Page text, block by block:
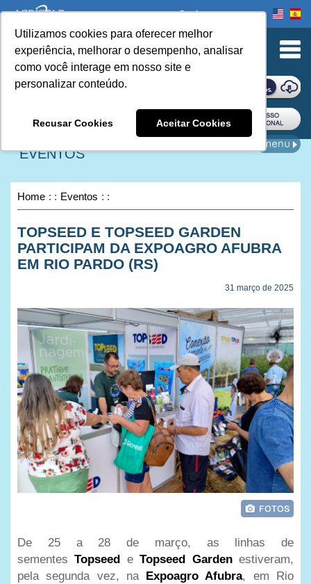
Utilizamos cookies para oferecer melhor
experiência, melhorar o desempenho, analisar
como você interage em nosso site e
personalizar conteúdo.
Recusar Cookies Aceitar Cookies
to Content
Onde comprar
ONDE COMPRAR
EVENTOS
Home Eventos
TOPSEED E TOPSEED GARDEN
PARTICIPAM DA EXPOAGRO AFUBRA
EM RIO PARDO (RS)
31 março de 2025
De 25 a 28 de março, as linhas de
sementesTopseed eTopseed Gardenestiveram,
pela segunda vez, na
Expoagro Afubra, em Rio